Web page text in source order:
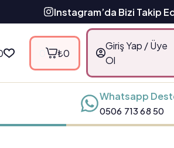
Instagram’da Bizi Takip
₺0
Giriş Yap / Üye
Ol
Whatsapp
0506 713 68 50